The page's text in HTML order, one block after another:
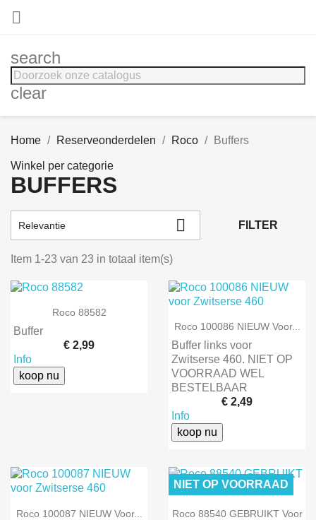

search
clear
Home Reserveonderdelen Roco Buffers
Winkel per categorie
BUFFERS
Relevantie  FILTER
Item 1-23 van 23 in totaal item(s)
Roco 88582
Buffer
€ 2,99
Info
koop nu
Roco 100086 NIEUW Voor...
Buffer links voor
Zwitserse 460. NIET OP
VOORRAAD WEL
BESTELBAAR
€ 2,49
Info
koop nu
Roco 100087 NIEUW Voor...
Roco 88540 GEBRUIKT Voor
NIET OP VOORRAAD